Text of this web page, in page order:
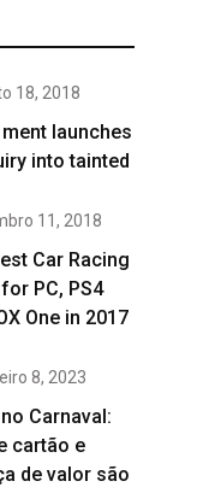
18, 2018
launches
into tainted
11, 2018
Car Racing
PC, PS4
One in 2017
8, 2023
Carnaval:
cartão e
de valor são